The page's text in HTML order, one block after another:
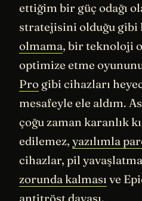
ettiğim bir güç odağı
stratejisini olduğu gibi
olmama, bir teknoloji
optimize etme
Pro gibi cihazları
mesafeyle ele aldım.
çoğu zaman karanlık
edilemez, yazılımla
cihazlar, pil
zorunda kalması ve
antitröst davası.